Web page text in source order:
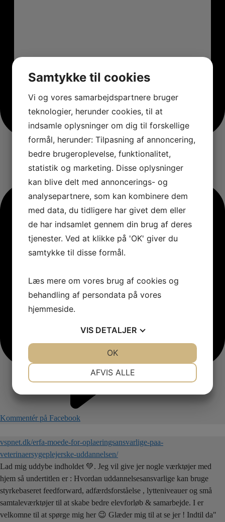
Kommentér på Facebook
vspnet.dk/erfa-moede-for-oplaeringsansvarlige-paa-
veterinaersygeplejerske-uddannelsen/
Lad mig uddybe indholdet 💚. Jeg vil give jer nogle værktøjer med
hjem så undertitlen er : Hvordan uddannelsesansvarlige kan bruge
styrkebaseret feedforward, adfærdsforståelse , lytteniveauer og små
samtaleværktøjer til at skabe bedre elevforløb & samarbejde. I er
velkomne til at spørge mig her 😉 Glæder mig til at se jer ! Indtil da"
Samtykke til cookies
Vi og vores samarbejdspartnere bruger
teknologier, herunder cookies, til at
indsamle oplysninger om dig til forskellige
formål, herunder: Tilpasning af annoncering,
bedre brugeroplevelse, funktionalitet,
statistik og marketing. Disse oplysninger
kan blive delt med annoncerings- og
analysepartnere, som kan kombinere dem
med data, du tidligere har givet dem eller
de har indsamlet gennem din brug af deres
tjenester. Ved at klikke på 'OK' giver du
samtykke til disse formål.
Læs mere om vores brug af cookies og
behandling af persondata på vores
hjemmeside.
VIS DETALJER
MARKETING
AFVIS ALLE
OK